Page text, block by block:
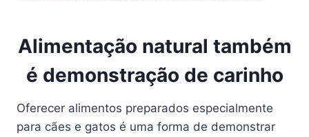
Alimentação natural também
é demonstração de carinho
Oferecer alimentos preparados especialmente
para cães e gatos é uma forma de demonstrar